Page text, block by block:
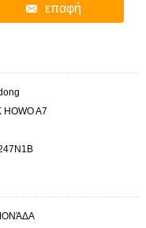
επαφή
HOWO A7